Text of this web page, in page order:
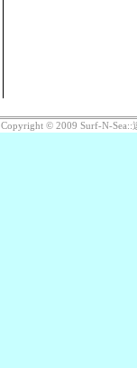
Copyright © 2009 Surf-N-Sea::